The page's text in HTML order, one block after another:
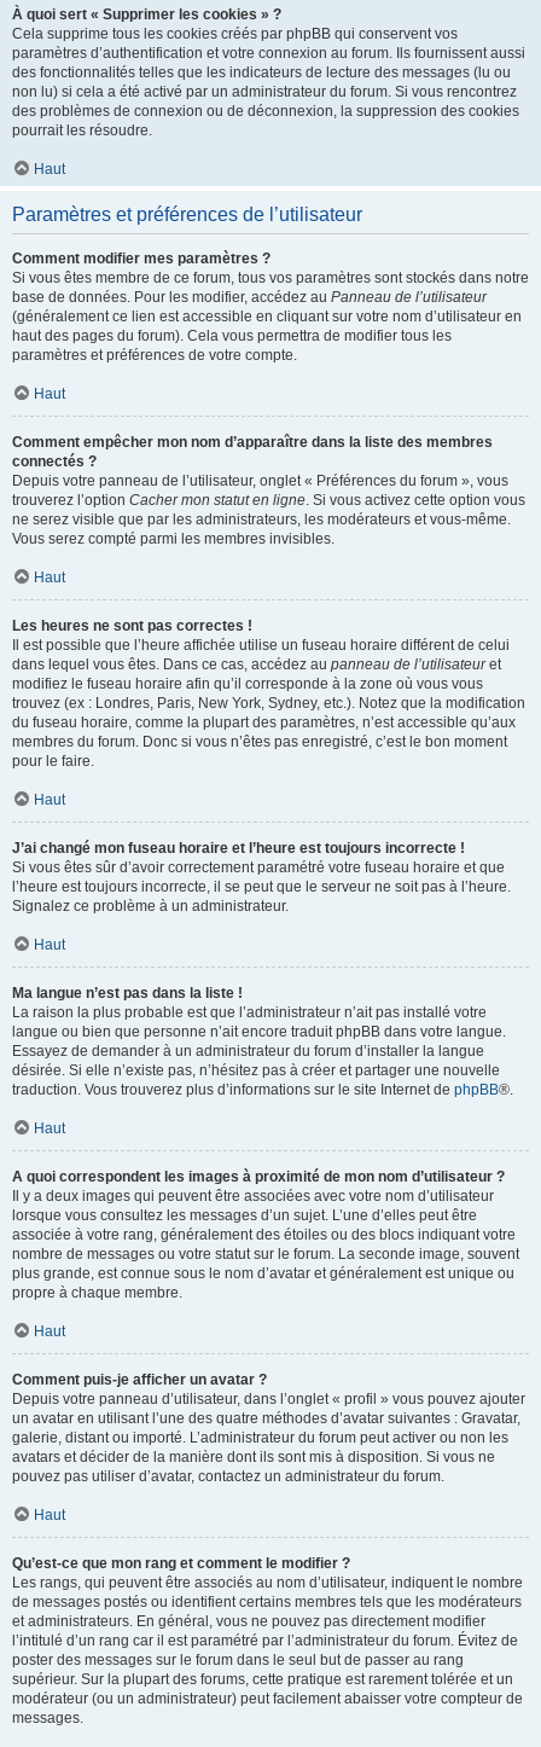
À quoi sert « Supprimer les cookies » ?
Cela supprime tous les cookies créés par phpBB qui conservent vos
paramètres d’authentification et votre connexion au forum. Ils fournissent aussi
des fonctionnalités telles que les indicateurs de lecture des messages (lu ou
non lu) si cela a été activé par un administrateur du forum. Si vous rencontrez
des problèmes de connexion ou de déconnexion, la suppression des cookies
pourrait les résoudre.
Haut
Paramètres et préférences de l’utilisateur
Comment modifier mes paramètres ?
Si vous êtes membre de ce forum, tous vos paramètres sont stockés dans notre
base de données. Pour les modifier, accédez au Panneau de l’utilisateur
(généralement ce lien est accessible en cliquant sur votre nom d’utilisateur en
haut des pages du forum). Cela vous permettra de modifier tous les
paramètres et préférences de votre compte.
Haut
Comment empêcher mon nom d’apparaître dans la liste des membres
connectés ?
Depuis votre panneau de l’utilisateur, onglet « Préférences du forum », vous
trouverez l’option Cacher mon statut en ligne. Si vous activez cette option vous
ne serez visible que par les administrateurs, les modérateurs et vous-même.
Vous serez compté parmi les membres invisibles.
Haut
Les heures ne sont pas correctes !
Il est possible que l’heure affichée utilise un fuseau horaire différent de celui
dans lequel vous êtes. Dans ce cas, accédez au panneau de l’utilisateuret
modifiez le fuseau horaire afin qu’il corresponde à la zone où vous vous
trouvez (ex : Londres, Paris, New York, Sydney, etc.). Notez que la modification
du fuseau horaire, comme la plupart des paramètres, n’est accessible qu’aux
membres du forum. Donc si vous n’êtes pas enregistré, c’est le bon moment
pour le faire.
Haut
J’ai changé mon fuseau horaire et l’heure est toujours incorrecte !
Si vous êtes sûr d’avoir correctement paramétré votre fuseau horaire et que
l’heure est toujours incorrecte, il se peut que le serveur ne soit pas à l’heure.
Signalez ce problème à un administrateur.
Haut
Ma langue n’est pas dans la liste !
La raison la plus probable est que l’administrateur n’ait pas installé votre
langue ou bien que personne n’ait encore traduit phpBB dans votre langue.
Essayez de demander à un administrateur du forum d’installer la langue
désirée. Si elle n’existe pas, n’hésitez pas à créer et partager une nouvelle
traduction. Vous trouverez plus d’informations sur le site Internet de phpBB®.
Haut
A quoi correspondent les images à proximité de mon nom d’utilisateur ?
Il y a deux images qui peuvent être associées avec votre nom d’utilisateur
lorsque vous consultez les messages d’un sujet. L’une d’elles peut être
associée à votre rang, généralement des étoiles ou des blocs indiquant votre
nombre de messages ou votre statut sur le forum. La seconde image, souvent
plus grande, est connue sous le nom d’avatar et généralement est unique ou
propre à chaque membre.
Haut
Comment puis-je afficher un avatar ?
Depuis votre panneau d’utilisateur, dans l’onglet « profil » vous pouvez ajouter
un avatar en utilisant l’une des quatre méthodes d’avatar suivantes : Gravatar,
galerie, distant ou importé. L’administrateur du forum peut activer ou non les
avatars et décider de la manière dont ils sont mis à disposition. Si vous ne
pouvez pas utiliser d’avatar, contactez un administrateur du forum.
Haut
Qu’est-ce que mon rang et comment le modifier ?
Les rangs, qui peuvent être associés au nom d’utilisateur, indiquent le nombre
de messages postés ou identifient certains membres tels que les modérateurs
et administrateurs. En général, vous ne pouvez pas directement modifier
l’intitulé d’un rang car il est paramétré par l’administrateur du forum. Évitez de
poster des messages sur le forum dans le seul but de passer au rang
supérieur. Sur la plupart des forums, cette pratique est rarement tolérée et un
modérateur (ou un administrateur) peut facilement abaisser votre compteur de
messages.